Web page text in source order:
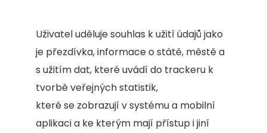
Uživatel uděluje souhlas k užití údajů jako
je přezdívka, informace o státě, městě a
s užitím dat, které uvádí do trackeru k
tvorbě veřejných statistik,
které se zobrazují v systému a mobilní
aplikaci a ke kterým mají přístup i jiní